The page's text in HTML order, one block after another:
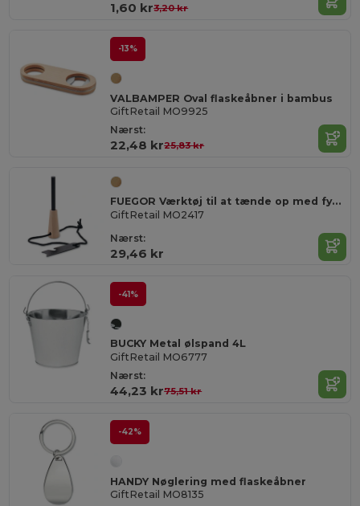
1,60 kr3,20 kr
-13%
VALBAMPER Oval flaskeåbner i bambus
GiftRetail MO9925
Nærst:
22,48 kr25,83 kr
FUEGOR Værktøj til at tænde op med fyrret
GiftRetail MO2417
Nærst:
29,46 kr
-41%
BUCKY Metal ølspand 4L
GiftRetail MO6777
Nærst:
44,23 kr75,51 kr
-42%
HANDY Nøglering med flaskeåbner
GiftRetail MO8135